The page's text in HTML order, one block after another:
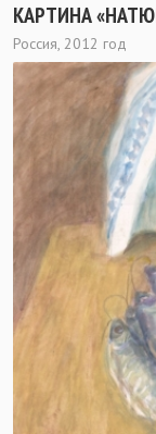
КАРТИНА
Россия, 2012 год